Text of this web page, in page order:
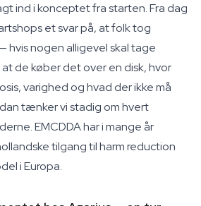
ind i konceptet fra starten. Fra dag
et svar på, at folk tog
hvis nogen alligevel skal tage
de køber det over en disk, hvor
varighed og hvad der ikke må
tænker vi stadig om hvert
EMCDDA har i mange år
tilgang til harm reduction
i Europa.